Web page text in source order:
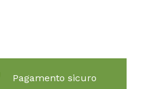
Pagamento sicuro